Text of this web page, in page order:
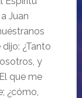
Juan
¿Tanto
y
que me
¿cómo,